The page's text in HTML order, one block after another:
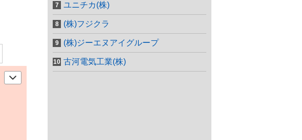
ユニチカ(株)
(株)フジクラ
(株)ジーエヌアイグループ
古河電気工業(株)